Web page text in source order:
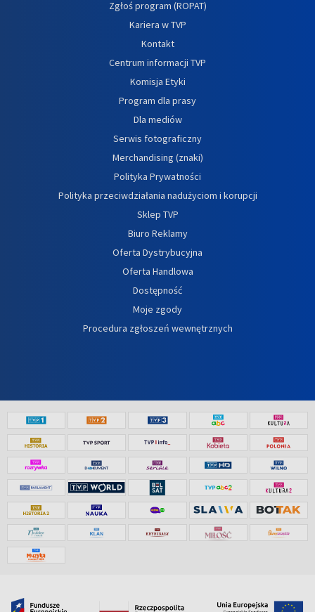
Zgłoś program (ROPAT)
Kariera w TVP
Kontakt
Centrum informacji TVP
Komisja Etyki
Program dla prasy
Dla mediów
Serwis fotograficzny
Merchandising (znaki)
Polityka Prywatności
Polityka przeciwdziałania nadużyciom i korupcji
Sklep TVP
Biuro Reklamy
Oferta Dystrybucyjna
Oferta Handlowa
Dostępność
Moje zgody
Procedura zgłoszeń wewnętrznych